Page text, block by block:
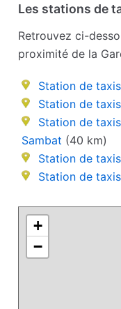
Les stations de
Retrouvez ci-
proximité de la
Station de
Station de
Station de
Sambat (40 km)
Station de
Station de
+
−